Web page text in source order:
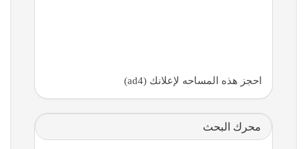
احجز هذه المساحه لإعلانك (ad4)
محرك البحث